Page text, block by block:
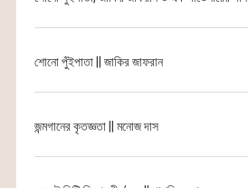
শোনো পুঁইপাতা || জাকির জাফরান
জন্মগানের কৃতজ্ঞতা || মনোজ দাস